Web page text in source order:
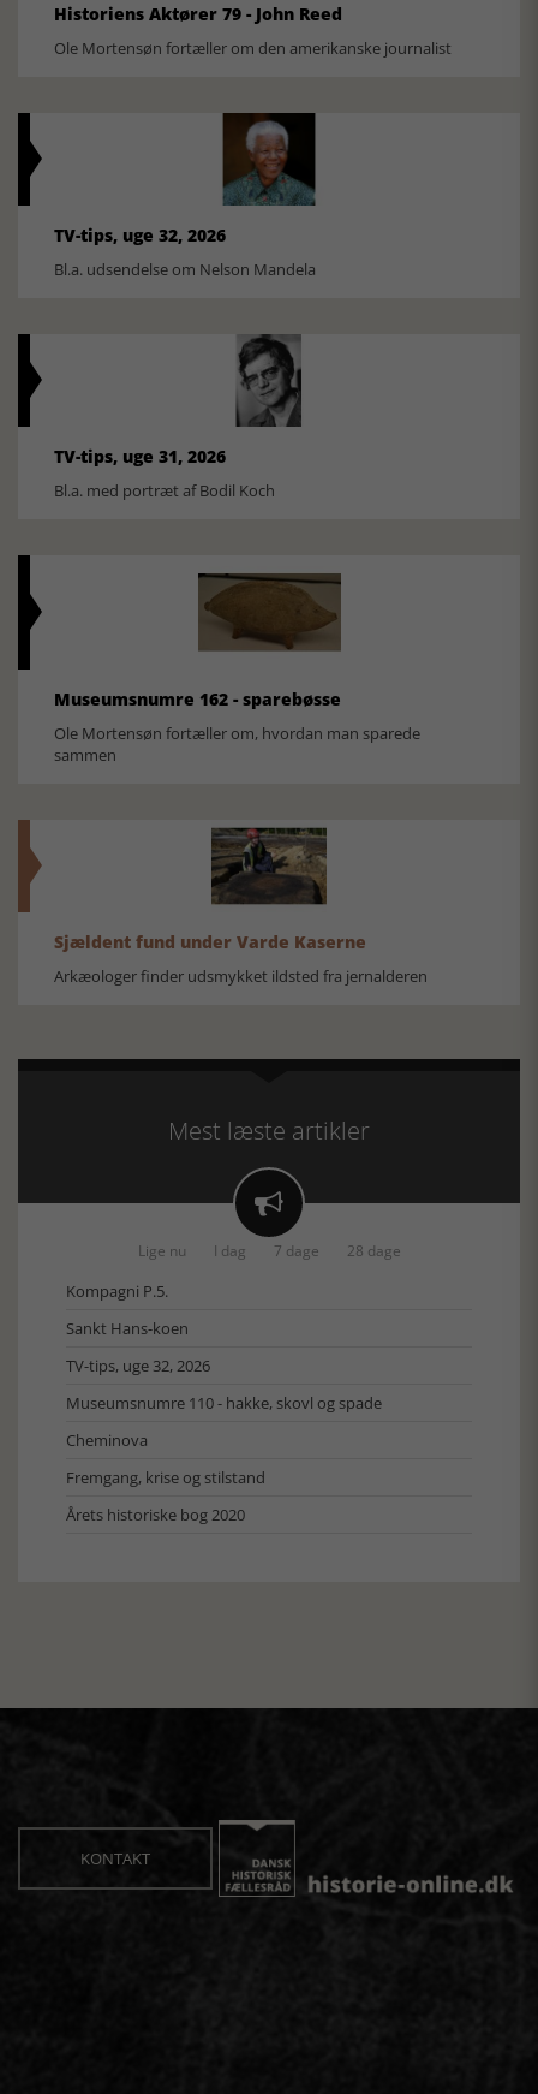
Historiens Aktører 79 - John Reed
Ole Mortensøn fortæller om den amerikanske journalist
TV-tips, uge 32, 2026
Bl.a. udsendelse om Nelson Mandela
TV-tips, uge 31, 2026
Bl.a. med portræt af Bodil Koch
Museumsnumre 162 - sparebøsse
Ole Mortensøn fortæller om, hvordan man sparede
sammen
Sjældent fund under Varde Kaserne
Arkæologer finder udsmykket ildsted fra jernalderen
Mest læste artikler

Lige nu I dag 7 dage 28 dage
Kompagni P.5.
Sankt Hans-koen
TV-tips, uge 32, 2026
Museumsnumre 110 - hakke, skovl og spade
Cheminova
Fremgang, krise og stilstand
Årets historiske bog 2020
KONTAKT